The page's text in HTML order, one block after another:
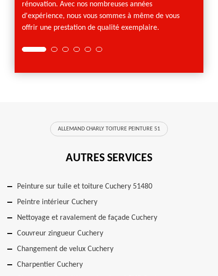
rénovation. Avec nos nombreuses années
d'expérience, nous vous sommes à même de vous
offrir une prestation de qualité exemplaire.
ALLEMAND CHARLY TOITURE PEINTURE 51
AUTRES SERVICES
Peinture sur tuile et toiture Cuchery 51480
Peintre intérieur Cuchery
Nettoyage et ravalement de façade Cuchery
Couvreur zingueur Cuchery
Changement de velux Cuchery
Charpentier Cuchery